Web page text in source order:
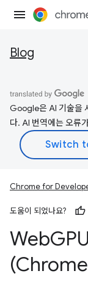
Blog
Google은 AI 기술을
다. AI 번역에는 오류
Chrome for
도움이 되었나요?
Web
(Chrome